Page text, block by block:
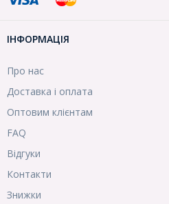
ІНФОРМАЦІЯ
Про нас
Доставка і оплата
Оптовим клієнтам
FAQ
Відгуки
Контакти
Знижки